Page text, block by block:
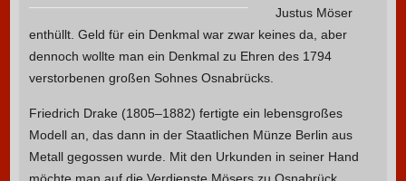
Justus Möser
enthüllt. Geld für ein Denkmal war zwar keines da, aber
dennoch wollte man ein Denkmal zu Ehren des 1794
verstorbenen großen Sohnes Osnabrücks.
Friedrich Drake (1805–1882) fertigte ein lebensgroßes
Modell an, das dann in der Staatlichen Münze Berlin aus
Metall gegossen wurde. Mit den Urkunden in seiner Hand